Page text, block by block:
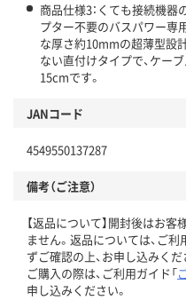
商品仕様3：くても接続機
プター不要のバスパワー専
な厚さ約10mmの超薄型設
ない直付けタイプで、ケー
15cmです。
JANコード
4549550137287
備考（ご注意）
【返品について】開封後はお
ません。返品については、ご利
ずご確認の上、お申し込みくだ
ご購入の際は、ご利用ガイド「
申し込みください。